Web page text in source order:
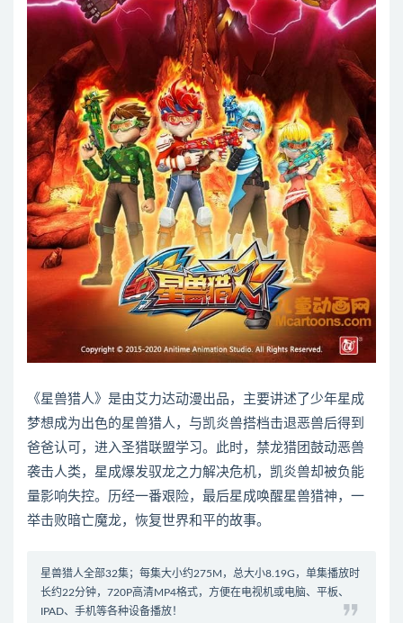
《星兽猎人》是由艾力达动漫出品，主要讲述了少年星成
梦想成为出色的星兽猎人，与凯炎兽搭档击退恶兽后得到
爸爸认可，进入圣猎联盟学习。此时，禁龙猎团鼓动恶兽
袭击人类，星成爆发驭龙之力解决危机，凯炎兽却被负能
量影响失控。历经一番艰险，最后星成唤醒星兽猎神，一
举击败暗亡魔龙，恢复世界和平的故事。
星兽猎人全部32集；每集大小约275M，总大小8.19G，单集播放时
长约22分钟，720P高清MP4格式，方便在电视机或电脑、平板、
IPAD、手机等各种设备播放！